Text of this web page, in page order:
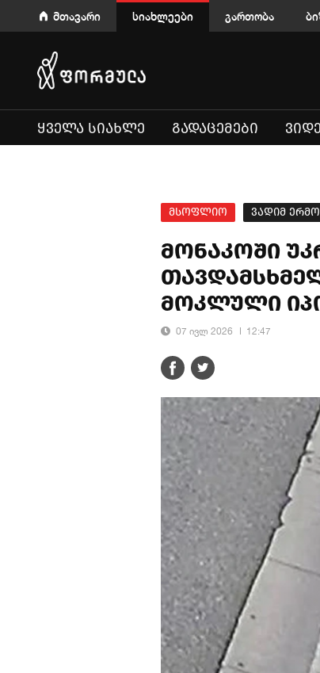
მთავარი სიახლეები გართობა
ᲧᲕᲔᲚᲐ ᲡᲘᲐᲮᲚᲔ ᲒᲐᲓᲐᲪᲔᲛᲔᲑᲘ
მსოფლიო ვადიმ
მონაკოში
მოკლული
07 ივლ 2026 12:47